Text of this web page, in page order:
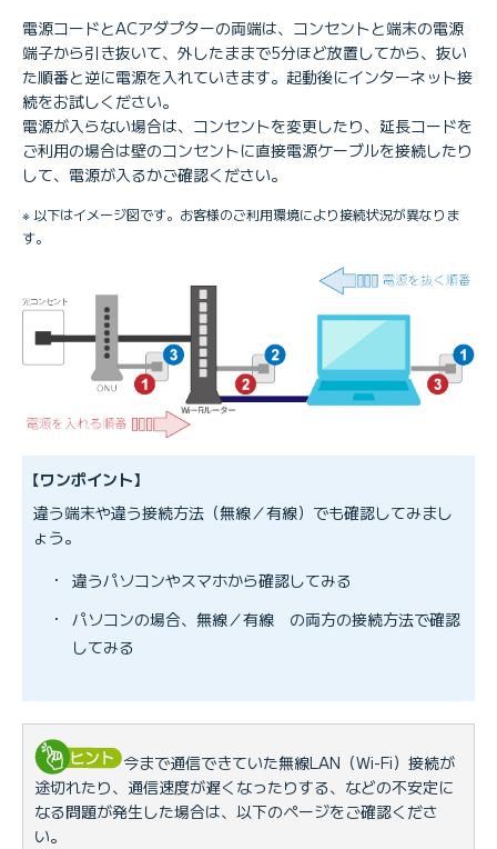
電源コードとACアダプターの両端は、コンセントと端末の電源
端子から引き抜いて、外したままで5分ほど放置してから、抜い
た順番と逆に電源を入れていきます。起動後にインターネット接
続をお試しください。
電源が入らない場合は、コンセントを変更したり、延長コードを
ご利用の場合は壁のコンセントに直接電源ケーブルを接続したり
して、電源が入るかご確認ください。
※ 以下はイメージ図です。お客様のご利用環境により接続状況が異なりま
す。
【ワンポイント】
違う端末や違う接続方法（無線／有線）でも確認してみまし
ょう。
・
違うパソコンやスマホから確認してみる
・
パソコンの場合、無線／有線 の両方の接続方法で確認
してみる
今まで通信できていた無線LAN（Wi-Fi）接続が
途切れたり、通信速度が遅くなったりする、などの不安定に
なる問題が発生した場合は、以下のページをご確認くださ
い。